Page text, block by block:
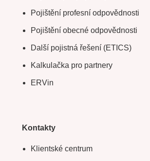
Pojištění profesní odpovědnosti
Pojištění obecné odpovědnosti
Další pojistná řešení (ETICS)
Kalkulačka pro partnery
ERVin
Kontakty
Klientské centrum